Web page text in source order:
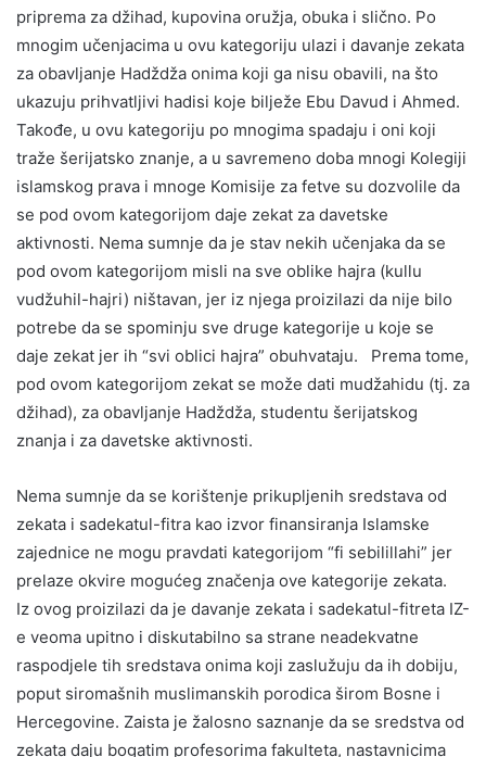
priprema za džihad, kupovina oružja, obuka i slično. Po
mnogim učenjacima u ovu kategoriju ulazi i davanje zekata
za obavljanje Hadždža onima koji ga nisu obavili, na što
ukazuju prihvatljivi hadisi koje bilježe Ebu Davud i Ahmed.
Takođe, u ovu kategoriju po mnogima spadaju i oni koji
traže šerijatsko znanje, a u savremeno doba mnogi Kolegiji
islamskog prava i mnoge Komisije za fetve su dozvolile da
se pod ovom kategorijom daje zekat za davetske
aktivnosti. Nema sumnje da je stav nekih učenjaka da se
pod ovom kategorijom misli na sve oblike hajra (kullu
vudžuhil-hajri) ništavan, jer iz njega proizilazi da nije bilo
potrebe da se spominju sve druge kategorije u koje se
daje zekat jer ih “svi oblici hajra” obuhvataju. Prema tome,
pod ovom kategorijom zekat se može dati mudžahidu (tj. za
džihad), za obavljanje Hadždža, studentu šerijatskog
znanja i za davetske aktivnosti.
Nema sumnje da se korištenje prikupljenih sredstava od
zekata i sadekatul-fitra kao izvor finansiranja Islamske
zajednice ne mogu pravdati kategorijom “fi sebilillahi” jer
prelaze okvire mogućeg značenja ove kategorije zekata.
Iz ovog proizilazi da je davanje zekata i sadekatul-fitreta IZ-
e veoma upitno i diskutabilno sa strane neadekvatne
raspodjele tih sredstava onima koji zaslužuju da ih dobiju,
poput siromašnih muslimanskih porodica širom Bosne i
Hercegovine. Zaista je žalosno saznanje da se sredstva od
zekata daju bogatim profesorima fakulteta, nastavnicima